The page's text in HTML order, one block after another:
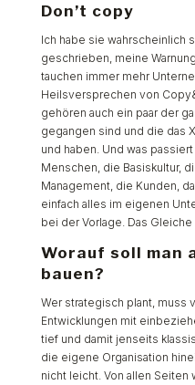
Don’t copy
Ich habe sie wahrscheinlich
geschrieben, meine
tauchen immer mehr
Heilsversprechen von
gehören auch ein paar der
gegangen sind und die das
und haben. Und was
Menschen, die Basiskultur,
Management, die Kunden,
einfach alles im eigenen
bei der Vorlage. Das
Worauf soll man
bauen?
Wer strategisch plant, muss
Entwicklungen mit
tief und damit jenseits
die eigene Organisation
nicht leicht. Von allen